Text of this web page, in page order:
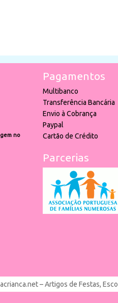
no
Pagamentos
Multibanco
Transferência Bancária
Envio à Cobrança
Paypal
Cartão de Crédito
Parcerias
– Artigos de Festas,